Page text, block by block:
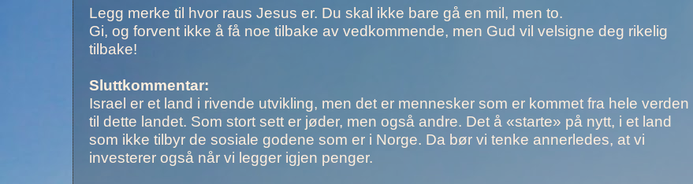
Legg merke til hvor raus Jesus er. Du skal ikke bare gå en mil, men to.
Gi, og forvent ikke å få noe tilbake av vedkommende, men Gud vil velsigne deg rikelig
tilbake!
Sluttkommentar:
Israel er et land i rivende utvikling, men det er mennesker som er kommet fra hele verden
til dette landet. Som stort sett er jøder, men også andre. Det å «starte» på nytt, i et land
som ikke tilbyr de sosiale godene som er i Norge. Da bør vi tenke annerledes, at vi
investerer også når vi legger igjen penger.